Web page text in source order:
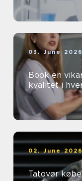
03. June 2026
Book en
kvalitet i
02. June
Tatovør københavn